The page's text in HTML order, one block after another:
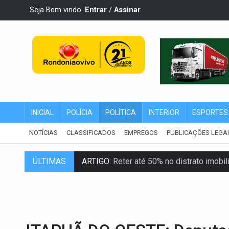
Seja Bem vindo. Entrar / Assinar
INICIAL POLÍCIA POLÍTICA INTERIOR ESPORTES
NOTÍCIAS CLASSIFICADOS EMPREGOS PUBLICAÇÕES
ÚLTIMAS ARTIGO: Reter até 50% no distrato
ROTA GLOBAL:PCC amplia presença